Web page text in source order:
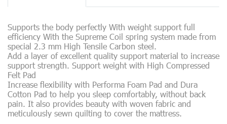
Supports the body perfectly With weight support full
efficiency With the Supreme Coil spring system made from
special 2.3 mm High Tensile Carbon steel.
Add a layer of excellent quality support material to increase
support strength. Support weight with High Compressed
Felt Pad
Increase flexibility with Performa Foam Pad and Dura
Cotton Pad to help you sleep comfortably, without back
pain. It also provides beauty with woven fabric and
meticulously sewn quilting to cover the mattress.